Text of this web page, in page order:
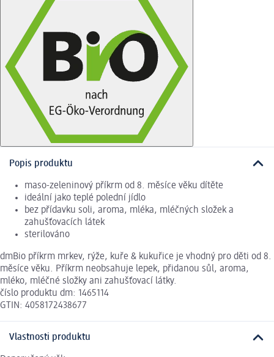
Popis produktu
maso-zeleninový příkrm od 8. měsíce věku dítěte
ideální jako teplé polední jídlo
bez přídavku soli, aroma, mléka, mléčných složek a
zahušťovacích látek
sterilováno
dmBio příkrm mrkev, rýže, kuře & kukuřice je vhodný pro děti od 8.
měsíce věku. Příkrm neobsahuje lepek, přidanou sůl, aroma,
mléko, mléčné složky ani zahušťovací látky.
číslo produktu dm: 1465114
GTIN: 4058172438677
Vlastnosti produktu